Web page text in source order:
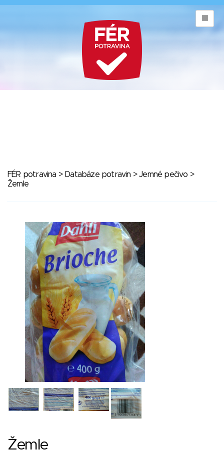
FÉR potravina > Databáze potravin >Jemné pečivo >
Žemle
Žemle